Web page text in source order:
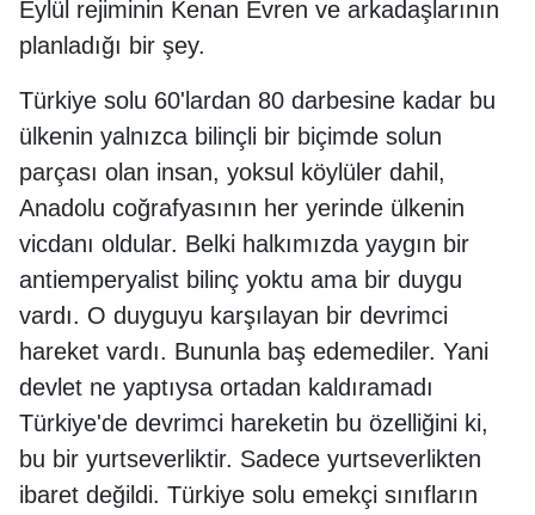
Eylül rejiminin Kenan Evren ve arkadaşlarının
planladığı bir şey.
Türkiye solu 60'lardan 80 darbesine kadar bu
ülkenin yalnızca bilinçli bir biçimde solun
parçası olan insan, yoksul köylüler dahil,
Anadolu coğrafyasının her yerinde ülkenin
vicdanı oldular. Belki halkımızda yaygın bir
antiemperyalist bilinç yoktu ama bir duygu
vardı. O duyguyu karşılayan bir devrimci
hareket vardı. Bununla baş edemediler. Yani
devlet ne yaptıysa ortadan kaldıramadı
Türkiye'de devrimci hareketin bu özelliğini ki,
bu bir yurtseverliktir. Sadece yurtseverlikten
ibaret değildi. Türkiye solu emekçi sınıfların